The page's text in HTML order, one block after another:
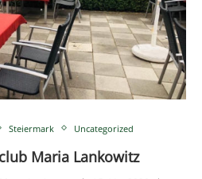
Steiermark Uncategorized
Maria Lankowitz